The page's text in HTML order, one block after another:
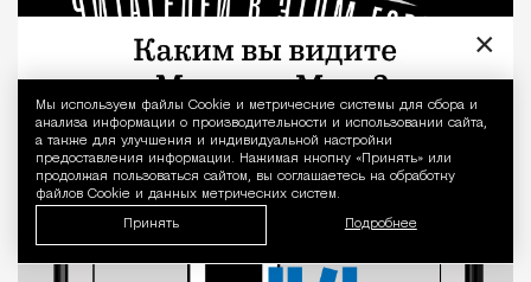
Уведомление
Мы используем файлы Сookie и метрические системы для сбора и
анализа информации о производительности и использовании сайта,
а также для улучшения и индивидуальной настройки
предоставления информации. Нажимая кнопку «Принять» или
продолжая пользоваться сайтом, вы соглашаетесь на обработку
файлов Cookie и данных метрических систем.
Принять Подробнее
×